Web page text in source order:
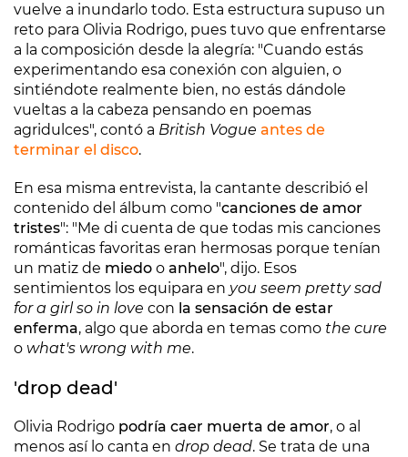
vuelve a inundarlo todo. Esta estructura supuso un
reto para Olivia Rodrigo, pues tuvo que enfrentarse
a la composición desde la alegría: "Cuando estás
experimentando esa conexión con alguien, o
sintiéndote realmente bien, no estás dándole
vueltas a la cabeza pensando en poemas
agridulces", contó a British Vogue antes de
terminar el disco.
En esa misma entrevista, la cantante describió el
contenido del álbum como "canciones de amor
tristes": "Me di cuenta de que todas mis canciones
románticas favoritas eran hermosas porque tenían
un matiz de miedo o anhelo", dijo. Esos
sentimientos los equipara en you seem pretty sad
for a girl so in love con la sensación de estar
enferma, algo que aborda en temas como the cure
o what's wrong with me.
'drop dead'
Olivia Rodrigo podría caer muerta de amor, o al
menos así lo canta en drop dead. Se trata de una